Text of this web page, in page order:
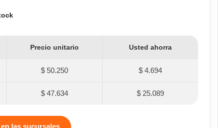
Precio unitario Usted ahorra
$ 50.250 $ 4.694
$ 47.634 $ 25.089
las sucursales